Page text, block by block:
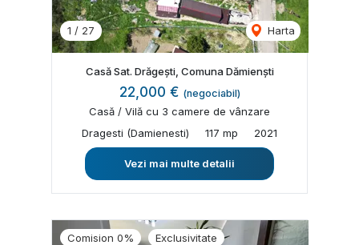
1 / 27 Harta
Casă Sat. Drăgești, Comuna Dămienști
22,000 € (negociabil)
Casă / Vilă cu 3 camere de vânzare
Dragesti (Damienesti)
117 mp 2021
Vezi mai multe detalii
Comision 0% Exclusivitate